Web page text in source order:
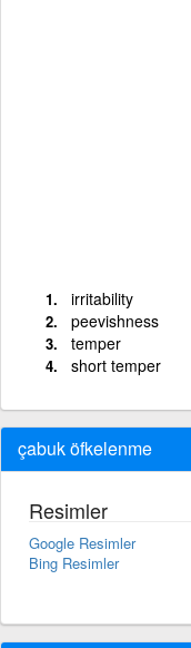
irritability
peevishness
temper
short temper
çabuk öfkelenme
Resimler
Google Resimler
Bing Resimler